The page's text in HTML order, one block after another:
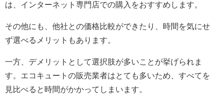
は、インターネット専門店での購入をおすすめします。
その他にも、他社との価格比較ができたり、時間を気にせ
ず選べるメリットもあります。
一方、デメリットとして選択肢が多いことが挙げられま
す。エコキュートの販売業者はとても多いため、すべてを
見比べると時間がかかってしまいます。